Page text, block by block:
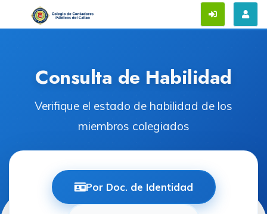
Consulta de Habilidad
Verifique el estado de habilidad de los
miembros colegiados
Por Doc. de Identidad